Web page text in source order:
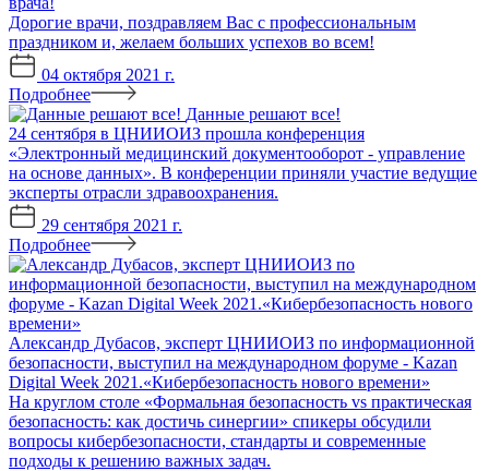
Дорогие врачи, поздравляем Вас с профессиональным
праздником и, желаем больших успехов во всем!
04 октября 2021 г.
Подробнее
Данные решают все!
24 сентября в ЦНИИОИЗ прошла конференция
«Электронный медицинский документооборот - управление
на основе данных». В конференции приняли участие ведущие
эксперты отрасли здравоохранения.
29 сентября 2021 г.
Подробнее
Александр Дубасов, эксперт ЦНИИОИЗ по информационной
безопасности, выступил на международном форуме - Kazan
Digital Week 2021.«Кибербезопасность нового времени»
На круглом столе «Формальная безопасность vs практическая
безопасность: как достичь синергии» спикеры обсудили
вопросы кибербезопасности, стандарты и современные
подходы к решению важных задач.